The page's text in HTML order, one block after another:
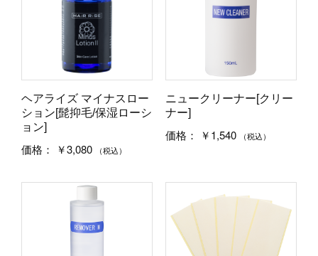
ヘアライズ マイナスロー
ション[髭抑毛/保湿ローシ
ョン]
価格：
￥3,080 （税込）
ニュークリーナー[クリー
ナー]
価格：
￥1,540 （税込）